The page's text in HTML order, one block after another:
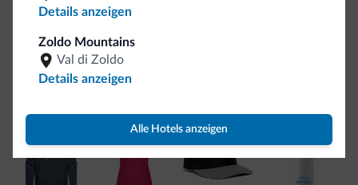
Details anzeigen
Zoldo Mountains
Val di Zoldo
Details anzeigen
Alle Hotels anzeigen
Kollektion
So viele von Ihnen haben uns gefragt. Die neue Kollektion